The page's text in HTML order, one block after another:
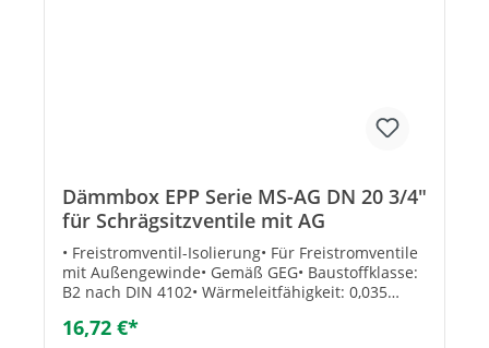
Dämmbox EPP Serie MS-AG DN 20 3/4"
für Schrägsitzventile mit AG
• Freistromventil-Isolierung• Für Freistromventile
mit Außengewinde• Gemäß GEG• Baustoffklasse:
B2 nach DIN 4102• Wärmeleitfähigkeit: 0,035
16,72 €*